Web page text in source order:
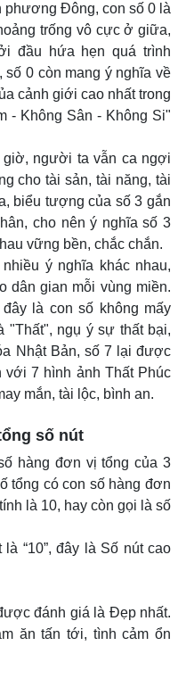
phương Đông, con số 0 là
trống vô cực ở giữa,
đầu hứa hẹn quá trình
0 còn mang ý nghĩa về
cảnh giới cao nhất trong
- Không Sân - Không Si"
người ta vẫn ca ngợi
cho tài sản, tài năng, tài
biểu tượng của số 3 gắn
cho nên ý nghĩa số 3
vững bền, chắc chắn.
ý nghĩa khác nhau,
dân gian mỗi vùng miền.
là con số không mấy
"Thất", ngụ ý sự thất bại,
Nhật Bản, số 7 lại được
với 7 hình ảnh Thất Phúc
mắn, tài lộc, bình an.
số nút
hàng đơn vị tổng của 3
tổng có con số hàng đơn
là 10, hay còn gọi là số
“10”, đây là Số nút cao
đánh giá là Đẹp nhất.
ăn tấn tới, tình cảm ổn